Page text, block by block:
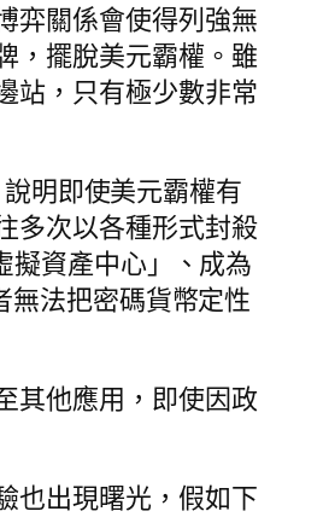
弈關係會使得列強無
，擺脫美元霸權。雖
站，只有極少數非常
明即使美元霸權有
多次以各種形式封殺
擬資產中心」、成為
無法把密碼貨幣定性
其他應用，即使因政
也出現曙光，假如下